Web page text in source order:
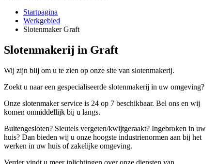
Startpagina
Werkgebied
Slotenmaker Graft
Slotenmakerij in Graft
Wij zijn blij om u te zien op onze site van slotenmakerij.
Zoekt u naar een gespecialiseerde slotenmakerij in uw omgeving?
Onze slotenmaker service is 24 op 7 beschikbaar. Bel ons en wij
komen onmiddellijk bij u langs.
Buitengesloten? Sleutels vergeten/kwijtgeraakt? Ingebroken in uw
huis? Dan bieden wij u onze hoogste industrienormen aan bij het
werken in uw huis of zakelijke omgeving.
Verder vindt u meer inlichtingen over onze diensten van